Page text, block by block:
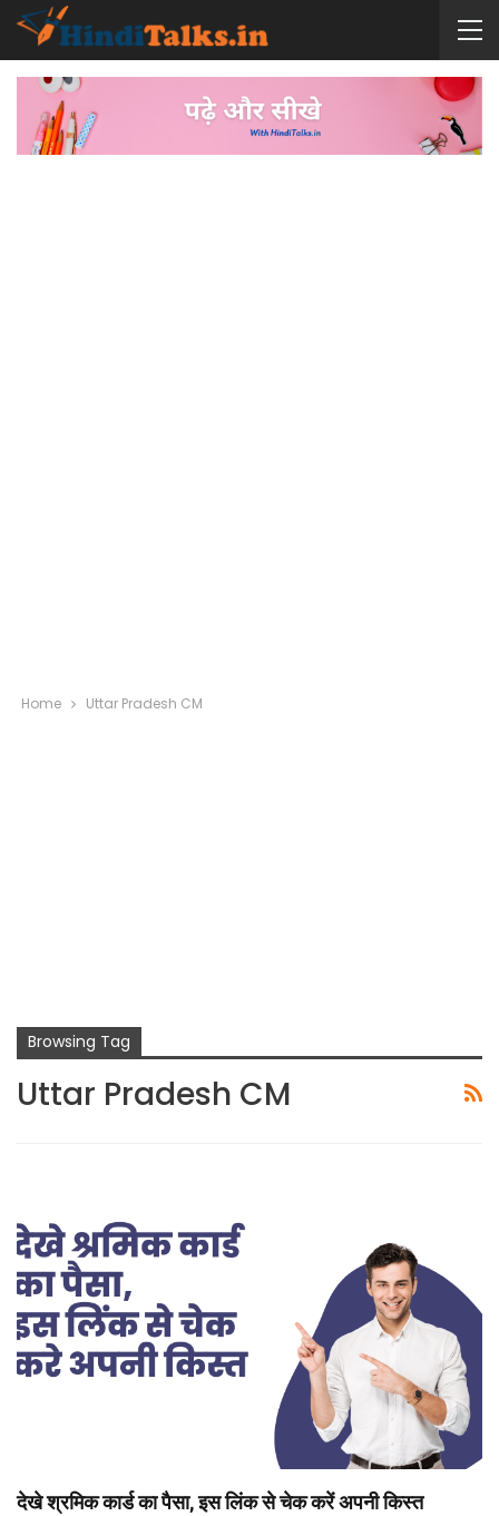
Home Uttar Pradesh CM
Browsing Tag
Uttar Pradesh CM
देखे श्रमिक कार्ड का पैसा, इस लिंक से चेक करें अपनी किस्त